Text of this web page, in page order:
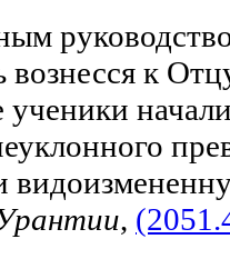
вознесся к
ученики
,